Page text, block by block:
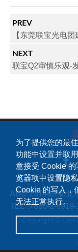
为了提供您的最
功能中设置并取
意接受 Cookie 的
览器项中设置隐
Cookie 的写入，
无法正常执行。
PREV
【东莞联宝光电
NEXT
联宝Q2审慎乐观-
ADD：231408 新北
TEL：+886-2-8919-
Copyright ©